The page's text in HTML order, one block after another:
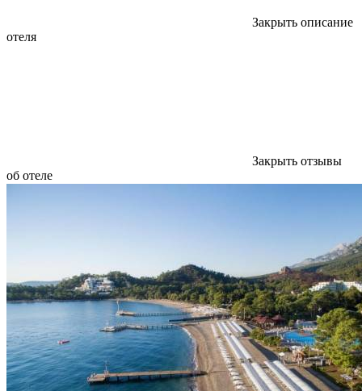
Закрыть описание
отеля
Закрыть отзывы
об отеле